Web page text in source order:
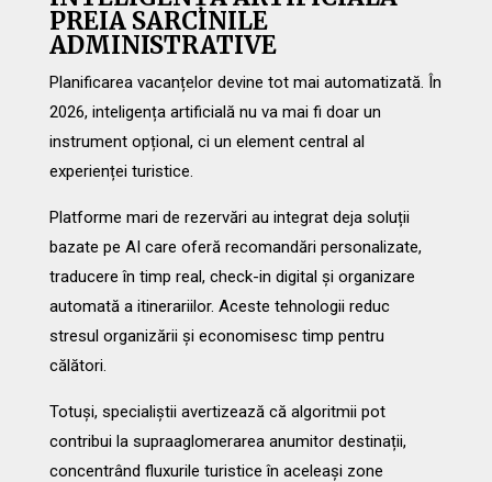
PREIA SARCINILE
ADMINISTRATIVE
Planificarea vacanțelor devine tot mai automatizată. În
2026, inteligența artificială nu va mai fi doar un
instrument opțional, ci un element central al
experienței turistice.
Platforme mari de rezervări au integrat deja soluții
bazate pe AI care oferă recomandări personalizate,
traducere în timp real, check-in digital și organizare
automată a itinerariilor. Aceste tehnologii reduc
stresul organizării și economisesc timp pentru
călători.
Totuși, specialiștii avertizează că algoritmii pot
contribui la supraaglomerarea anumitor destinații,
concentrând fluxurile turistice în aceleași zone